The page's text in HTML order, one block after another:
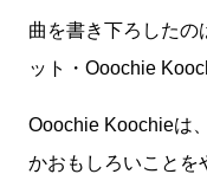
曲を書き下ろしたの
ット・Ooochie
Ooochie Koochieは
かおもしろいことを